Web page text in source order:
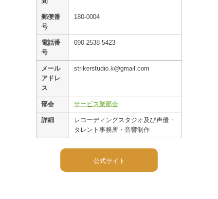
郵便番
号
180-0004
電話番
号
090-2538-5423
メール
アドレ
ス
strikerstudio.k@gmail.com
部会 サービス業部会
詳細
レコーディングスタジオ及び声優・
タレント事務所・音響制作
公式サイト